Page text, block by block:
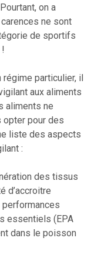
on a
ne sont
de sportifs
particulier, il
aux aliments
aliments ne
opter pour des
liste des aspects
:
des tissus
d’accroitre
performances
essentiels (EPA
dans le poisson